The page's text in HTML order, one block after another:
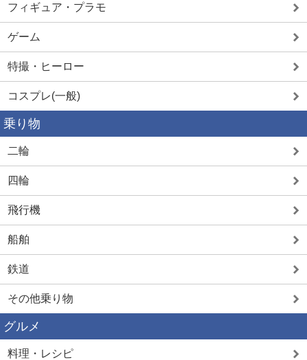
フィギュア・プラモ
ゲーム
特撮・ヒーロー
コスプレ(一般)
乗り物
二輪
四輪
飛行機
船舶
鉄道
その他乗り物
グルメ
料理・レシピ